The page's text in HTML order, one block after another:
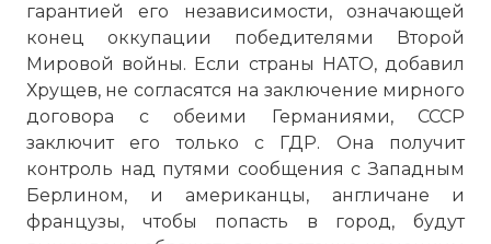
гарантией его независимости, означающей
конец оккупации победителями Второй
Мировой войны. Если страны НАТО, добавил
Хрущев, не согласятся на заключение мирного
договора с обеими Германиями, СССР
заключит его только с ГДР. Она получит
контроль над путями сообщения с Западным
Берлином, и американцы, англичане и
французы, чтобы попасть в город, будут